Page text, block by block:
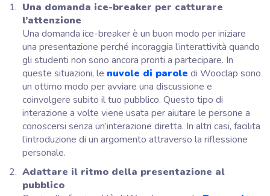
Una domanda ice-breaker per catturare
l’attenzione
Una domanda ice-breaker è un buon modo per iniziare
una presentazione perché incoraggia l’interattività quando
gli studenti non sono ancora pronti a partecipare. In
queste situazioni, le nuvole di parole di Wooclap sono
un ottimo modo per avviare una discussione e
coinvolgere subito il tuo pubblico. Questo tipo di
interazione a volte viene usata per aiutare le persone a
conoscersi senza un’interazione diretta. In altri casi, facilita
l’introduzione di un argomento attraverso la riflessione
personale.
Adattare il ritmo della presentazione al
pubblico